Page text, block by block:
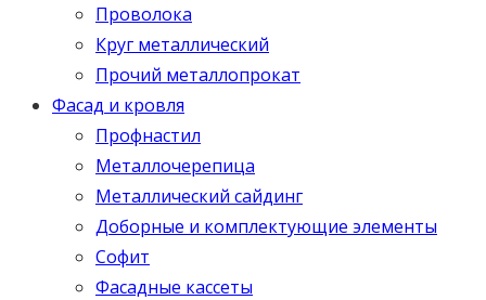
Проволока
Круг металлический
Прочий металлопрокат
Фасад и кровля
Профнастил
Металлочерепица
Металлический сайдинг
Доборные и комплектующие элементы
Софит
Фасадные кассеты